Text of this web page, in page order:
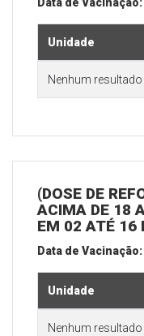
Unidade
Nenhum
(DOSE DE
ACIMA DE 18
EM 02 ATÉ 16
Data de Vacinação:
Unidade
Nenhum